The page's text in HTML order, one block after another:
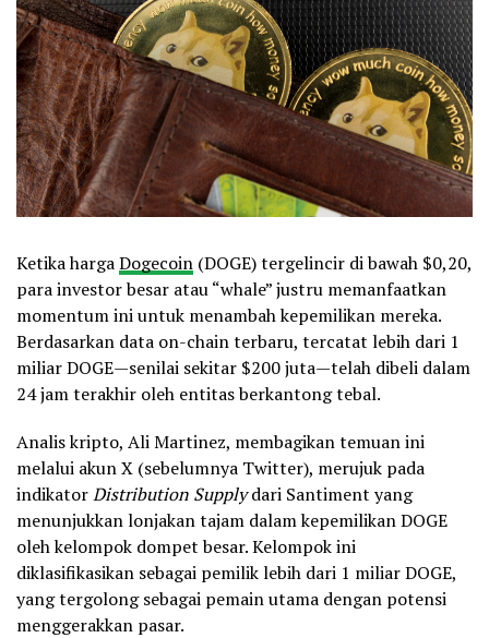
Ketika hargaDogecoin (DOGE) tergelincir di bawah $0,20,
para investor besar atau “whale” justru memanfaatkan
momentum ini untuk menambah kepemilikan mereka.
Berdasarkan data on-chain terbaru, tercatat lebih dari 1
miliar DOGE—senilai sekitar $200 juta—telah dibeli dalam
24 jam terakhir oleh entitas berkantong tebal.
Analis kripto, Ali Martinez, membagikan temuan ini
melalui akun X (sebelumnya Twitter), merujuk pada
indikatorDistribution Supplydari Santiment yang
menunjukkan lonjakan tajam dalam kepemilikan DOGE
oleh kelompok dompet besar. Kelompok ini
diklasifikasikan sebagai pemilik lebih dari 1 miliar DOGE,
yang tergolong sebagai pemain utama dengan potensi
menggerakkan pasar.